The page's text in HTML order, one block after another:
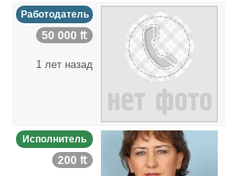
Работодатель
50 000 ₶
1 лет назад
Исполнитель
200 ₶